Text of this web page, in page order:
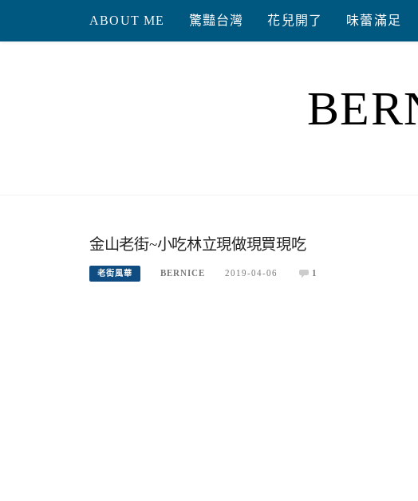
content
ABOUT ME 驚豔台灣 花兒開了 味蕾滿足
金山老街~小吃林立現做現買現吃
老街風華 BERNICE 2019-04-06 1